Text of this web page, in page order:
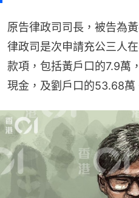
原告律政司司長，被告為
律政司是次申請充公三人
款項，包括黃戶口的7.9萬
現金，及劉戶口的53.68萬